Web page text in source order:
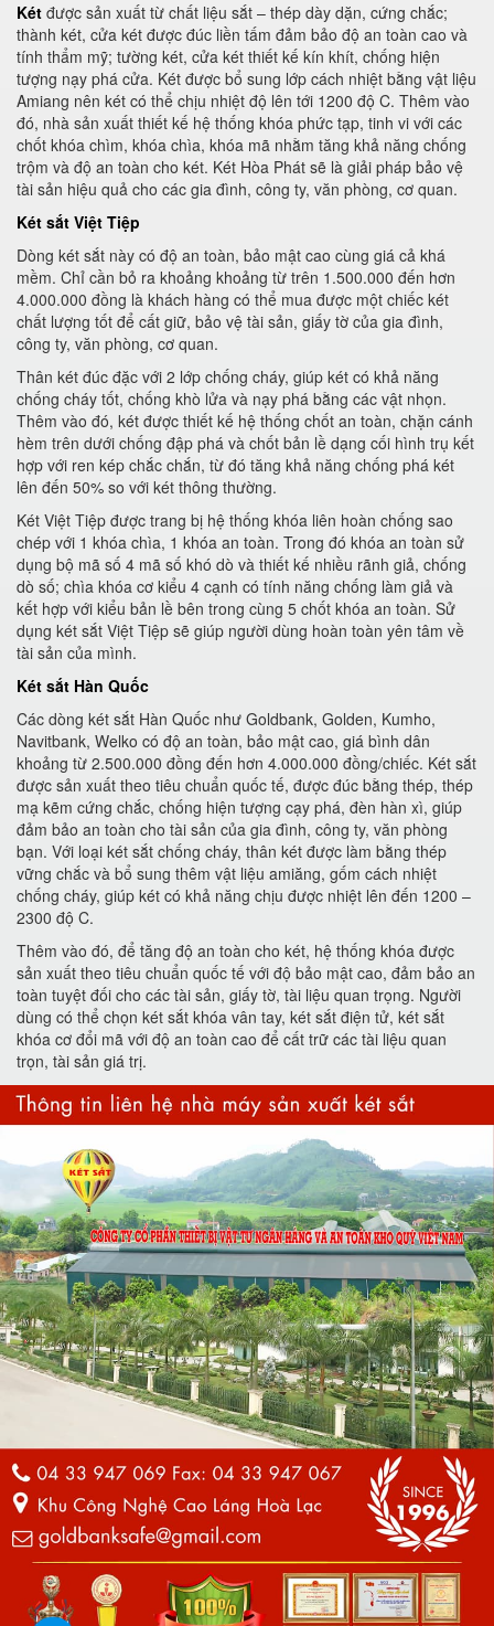
Két được sản xuất từ chất liệu sắt – thép dày dặn, cứng chắc;
thành két, cửa két được đúc liền tấm đảm bảo độ an toàn cao và
tính thẩm mỹ; tường két, cửa két thiết kế kín khít, chống hiện
tượng nạy phá cửa. Két được bổ sung lớp cách nhiệt bằng vật liệu
Amiang nên két có thể chịu nhiệt độ lên tới 1200 độ C. Thêm vào
đó, nhà sản xuất thiết kế hệ thống khóa phức tạp, tinh vi với các
chốt khóa chìm, khóa chìa, khóa mã nhằm tăng khả năng chống
trộm và độ an toàn cho két. Két Hòa Phát sẽ là giải pháp bảo vệ
tài sản hiệu quả cho các gia đình, công ty, văn phòng, cơ quan.
Két sắt Việt Tiệp
Dòng két sắt này có độ an toàn, bảo mật cao cùng giá cả khá
mềm. Chỉ cần bỏ ra khoảng khoảng từ trên 1.500.000 đến hơn
4.000.000 đồng là khách hàng có thể mua được một chiếc két
chất lượng tốt để cất giữ, bảo vệ tài sản, giấy tờ của gia đình,
công ty, văn phòng, cơ quan.
Thân két đúc đặc với 2 lớp chống cháy, giúp két có khả năng
chống cháy tốt, chống khò lửa và nạy phá bằng các vật nhọn.
Thêm vào đó, két được thiết kế hệ thống chốt an toàn, chặn cánh
hèm trên dưới chống đập phá và chốt bản lề dạng cối hình trụ kết
hợp với ren kép chắc chắn, từ đó tăng khả năng chống phá két
lên đến 50% so với két thông thường.
Két Việt Tiệp được trang bị hệ thống khóa liên hoàn chống sao
chép với 1 khóa chìa, 1 khóa an toàn. Trong đó khóa an toàn sử
dụng bộ mã số 4 mã số khó dò và thiết kế nhiều rãnh giả, chống
dò số; chìa khóa cơ kiểu 4 cạnh có tính năng chống làm giả và
kết hợp với kiểu bản lề bên trong cùng 5 chốt khóa an toàn. Sử
dụng két sắt Việt Tiệp sẽ giúp người dùng hoàn toàn yên tâm về
tài sản của mình.
Két sắt Hàn Quốc
Các dòng két sắt Hàn Quốc như Goldbank, Golden, Kumho,
Navitbank, Welko có độ an toàn, bảo mật cao, giá bình dân
khoảng từ 2.500.000 đồng đến hơn 4.000.000 đồng/chiếc. Két sắt
được sản xuất theo tiêu chuẩn quốc tế, được đúc bằng thép, thép
mạ kẽm cứng chắc, chống hiện tượng cạy phá, đèn hàn xì, giúp
đảm bảo an toàn cho tài sản của gia đình, công ty, văn phòng
bạn. Với loại két sắt chống cháy, thân két được làm bằng thép
vững chắc và bổ sung thêm vật liệu amiăng, gốm cách nhiệt
chống cháy, giúp két có khả năng chịu được nhiệt lên đến 1200 –
2300 độ C.
Thêm vào đó, để tăng độ an toàn cho két, hệ thống khóa được
sản xuất theo tiêu chuẩn quốc tế với độ bảo mật cao, đảm bảo an
toàn tuyệt đối cho các tài sản, giấy tờ, tài liệu quan trọng. Người
dùng có thể chọn két sắt khóa vân tay, két sắt điện tử, két sắt
khóa cơ đổi mã với độ an toàn cao để cất trữ các tài liệu quan
trọn, tài sản giá trị.